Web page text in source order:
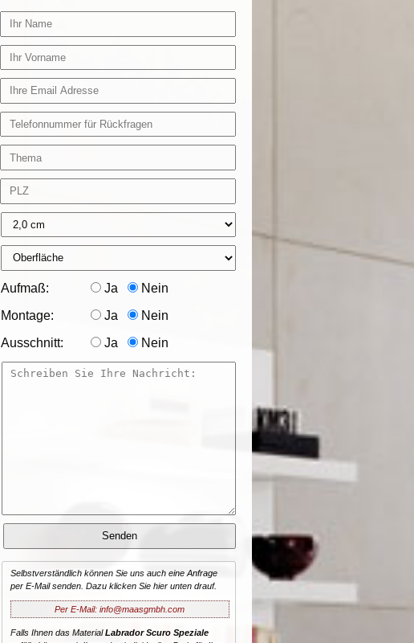
Aufmaß: Ja Nein
Montage: Ja Nein
Ausschnitt: Ja Nein
Selbstverständlich können Sie uns auch eine Anfrage
per E-Mail senden. Dazu klicken Sie hier unten drauf.
Per E-Mail: info@maasgmbh.com
Falls Ihnen das MaterialLabrador Scuro Speziale